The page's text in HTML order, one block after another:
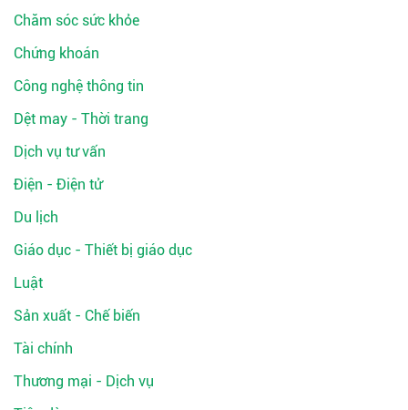
Chăm sóc sức khỏe
Chứng khoán
Công nghệ thông tin
Dệt may - Thời trang
Dịch vụ tư vấn
Điện - Điện tử
Du lịch
Giáo dục - Thiết bị giáo dục
Luật
Sản xuất - Chế biến
Tài chính
Thương mại - Dịch vụ